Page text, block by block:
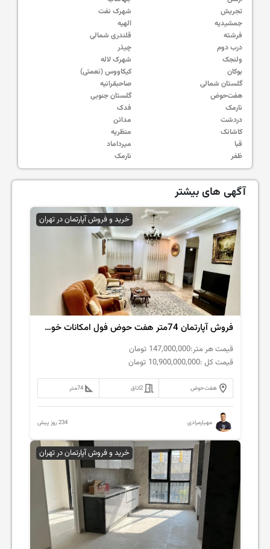
تجریش
شهرک نفت
جمشیدیه
الهیه
فرشته
قلندری شمالی
درب دوم
چیذر
ولنجک
شهرک لاله
بوکان
کیکاووس (نعمتی)
گلستان شمالی
صاحبقرانیه
هفت‌حوض
گلستان جنوبی
نارمک
فدک
دردشت
مدائن
کاشانک
منظریه
قبا
میرداماد
ظفر
نارمک
آگهی های بیشتر
خرید و فروش آپارتمان در تهران
فروش آپارتمان 74متر هفت حوض فول امکانات خوش نقشه
قیمت هر متر:147,000,000 تومان
قیمت کل :10,900,000,000 تومان
هفت‌حوض 2اتاق 74متر
مهیارمرادی 234 روز پیش
خرید و فروش آپارتمان در تهران